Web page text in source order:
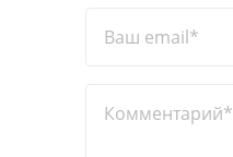
Ваш email*
Комментарий*